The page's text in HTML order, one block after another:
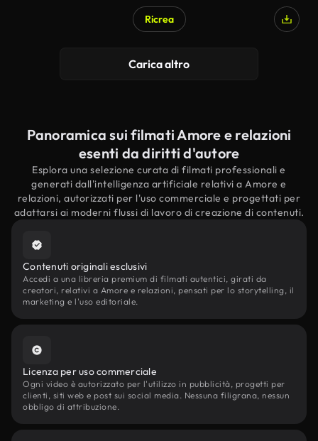
Ricrea
Carica altro
Panoramica sui filmati Amore e relazioni
esenti da diritti d'autore
Esplora una selezione curata di filmati professionali e
generati dall'intelligenza artificiale relativi a Amore e
relazioni, autorizzati per l'uso commerciale e progettati per
adattarsi ai moderni flussi di lavoro di creazione di contenuti.
Contenuti originali esclusivi
Accedi a una libreria premium di filmati autentici, girati da
creatori, relativi a Amore e relazioni, pensati per lo storytelling, il
marketing e l'uso editoriale.
Licenza per uso commerciale
Ogni video è autorizzato per l'utilizzo in pubblicità, progetti per
clienti, siti web e post sui social media. Nessuna filigrana, nessun
obbligo di attribuzione.